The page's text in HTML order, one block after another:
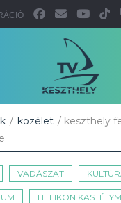
/ közélet / keszthely
VADÁSZAT
HELIKON